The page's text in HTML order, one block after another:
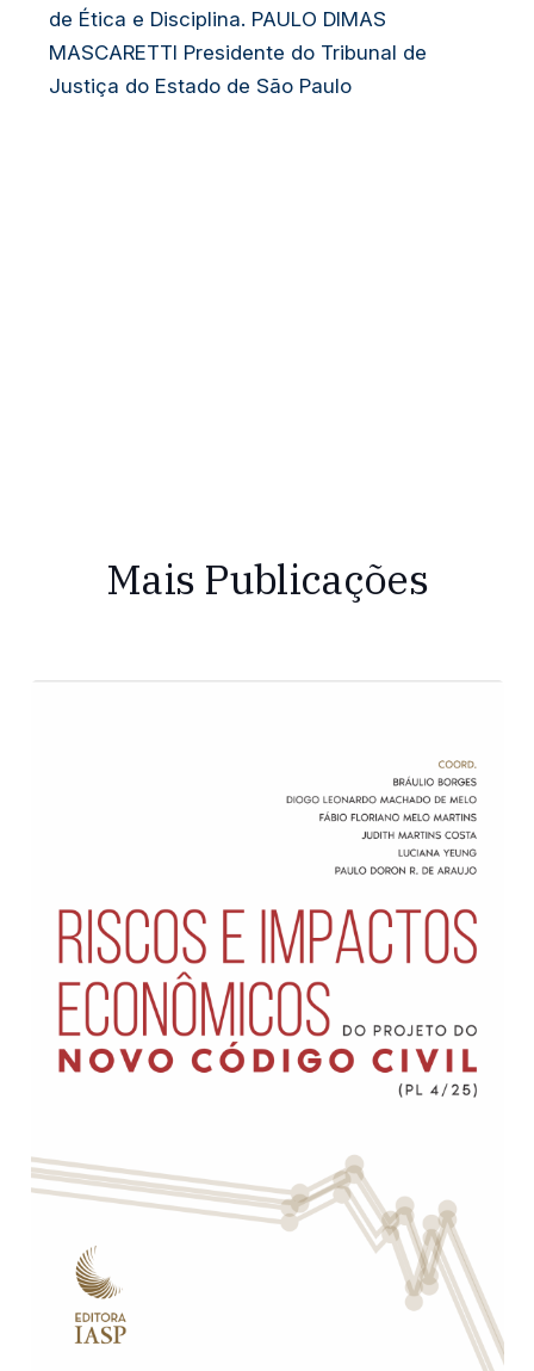
de Ética e Disciplina. PAULO DIMAS
MASCARETTI Presidente do Tribunal de
Justiça do Estado de São Paulo
Mais Publicações